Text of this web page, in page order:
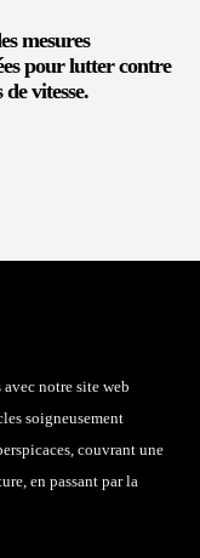
mesures
pour lutter contre
de vitesse.
notre site web
soigneusement
couvrant une
en passant par la